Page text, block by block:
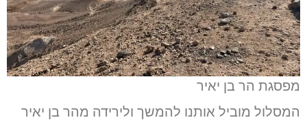
מפסגת הר בן יאיר
המסלול מוביל אותנו להמשך ולירידה מהר בן יאיר